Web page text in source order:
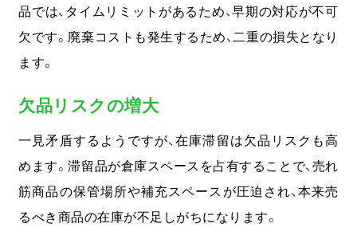
品では、タイムリミットがあるため、早期の対応が不可
欠です。廃棄コストも発生するため、二重の損失となり
ます。
欠品リスクの増大
一見矛盾するようですが、在庫滞留は欠品リスクも高
めます。滞留品が倉庫スペースを占有することで、売れ
筋商品の保管場所や補充スペースが圧迫され、本来売
るべき商品の在庫が不足しがちになります。